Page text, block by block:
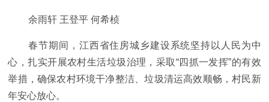
余雨轩 王登平 何希桢
春节期间，江西省住房城乡建设系统坚持以人民为中
心，扎实开展农村生活垃圾治理，采取“四抓一发挥”的有效
举措，确保农村环境干净整洁、垃圾清运高效顺畅，村民新
年安心放心。